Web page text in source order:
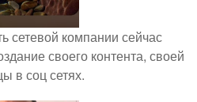
сетевой компании сейчас
своего контента, своей
в соц сетях.